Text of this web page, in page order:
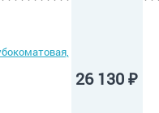
26 130 ₽